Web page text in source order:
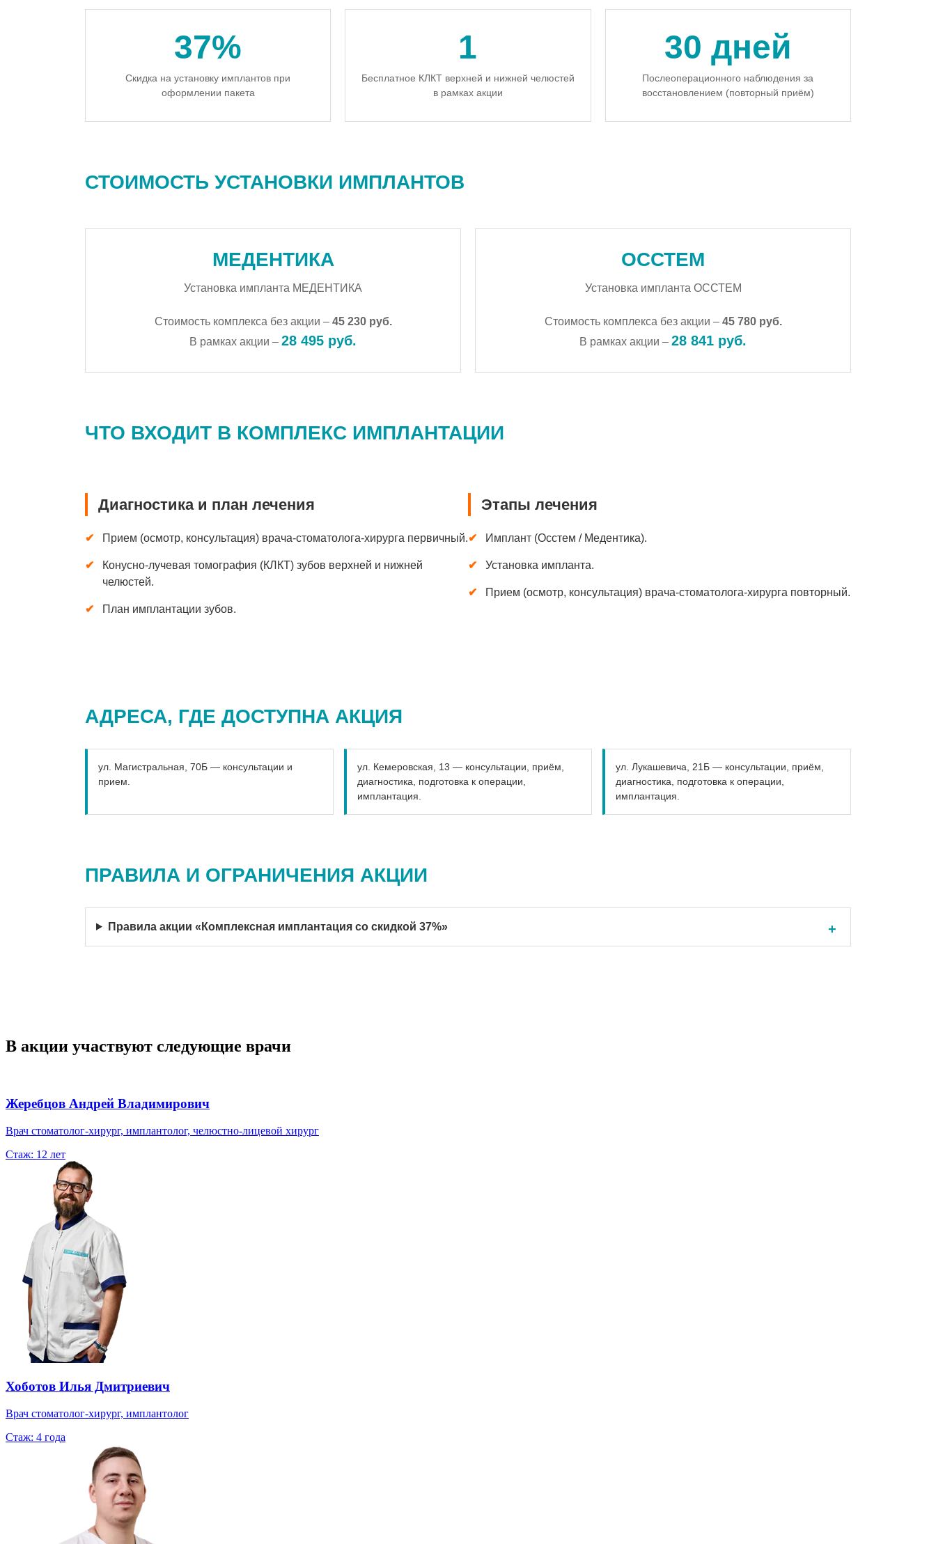
37%
Скидка на установку имплантов при
оформлении пакета
1
Бесплатное КЛКТ верхней и нижней челюстей
в рамках акции
30 дней
Послеоперационного наблюдения за
восстановлением (повторный приём)
СТОИМОСТЬ УСТАНОВКИ ИМПЛАНТОВ
МЕДЕНТИКА
Установка импланта МЕДЕНТИКА
Стоимость комплекса без акции – 45 230 руб.
В рамках акции – 28 495 руб.
ОССТЕМ
Установка импланта ОССТЕМ
Стоимость комплекса без акции – 45 780 руб.
В рамках акции – 28 841 руб.
ЧТО ВХОДИТ В КОМПЛЕКС ИМПЛАНТАЦИИ
Диагностика и план лечения
Прием (осмотр, консультация) врача-стоматолога-хирурга первичный.
Конусно-лучевая томография (КЛКТ) зубов верхней и нижней
челюстей.
План имплантации зубов.
Этапы лечения
Имплант (Осстем / Медентика).
Установка импланта.
Прием (осмотр, консультация) врача-стоматолога-хирурга повторный.
АДРЕСА, ГДЕ ДОСТУПНА АКЦИЯ
ул. Магистральная, 70Б — консультации и
прием.
ул. Кемеровская, 13 — консультации, приём,
диагностика, подготовка к операции,
имплантация.
ул. Лукашевича, 21Б — консультации, приём,
диагностика, подготовка к операции,
имплантация.
ПРАВИЛА И ОГРАНИЧЕНИЯ АКЦИИ
Правила акции «Комплексная имплантация со скидкой 37%»
В акции участвуют следующие врачи
Жеребцов Андрей Владимирович
Врач стоматолог-хирург, имплантолог, челюстно-лицевой хирург
Стаж: 12 лет
Хоботов Илья Дмитриевич
Врач стоматолог-хирург, имплантолог
Стаж: 4 года